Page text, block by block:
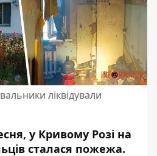
ліквідували
у Кривому Розі на
сталася пожежа.